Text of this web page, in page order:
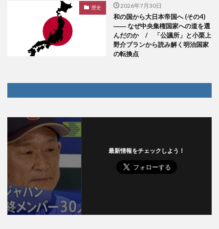
歴史 2026年7月30日
和の国から大日本帝国へ (その4)
―― なぜ中央集権国家への道を選
んだのか / 「公議所」と小栗上
野介プランから読み解く明治国家
の転換点
最新情報をチェックしよう！